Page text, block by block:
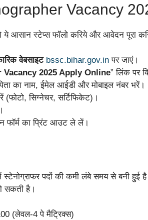
Vacancy
आसान स्टेप्स फॉलो करिये और आवेदन पूरा
वेबसाइट bssc.bihar.gov.in पर जाएं।
Vacancy 2025 Apply Online” लिंक पर
का नाम, ईमेल आईडी और मोबाइल नंबर भरें।
सिग्नेचर, सर्टिफिकेट)।
फॉर्म का प्रिंट आउट ले लें।
में स्टेनोग्राफर पदों की कमी लंबे समय से बनी
सकती है।
(लेवल-4 पे मैट्रिक्स)